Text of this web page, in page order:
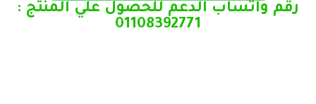
رقم واتساب الدعم للحصول علي المنتج :
01108392771